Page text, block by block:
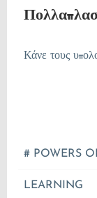
Κάνε τους
# POWERS
LEARNING